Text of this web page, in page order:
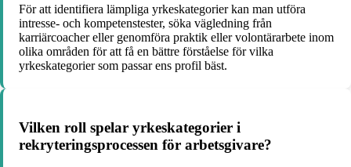
För att identifiera lämpliga yrkeskategorier kan man utföra
intresse- och kompetenstester, söka vägledning från
karriärcoacher eller genomföra praktik eller volontärarbete inom
olika områden för att få en bättre förståelse för vilka
yrkeskategorier som passar ens profil bäst.
Vilken roll spelar yrkeskategorier i
rekryteringsprocessen för arbetsgivare?